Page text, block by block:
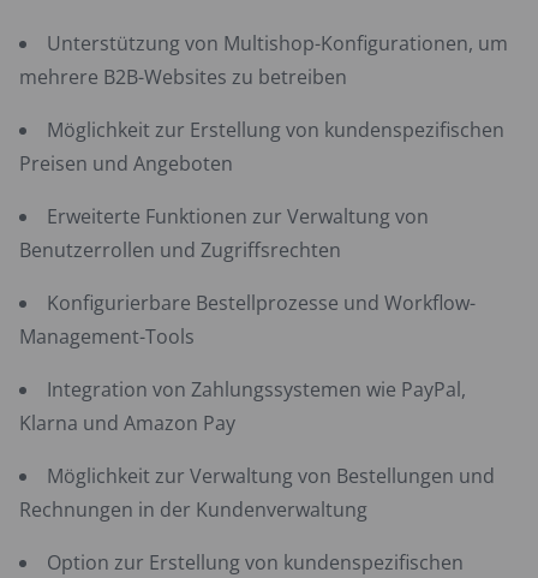
Unterstützung von Multishop-Konfigurationen, um
mehrere B2B-Websites zu betreiben
Möglichkeit zur Erstellung von kundenspezifischen
Preisen und Angeboten
Erweiterte Funktionen zur Verwaltung von
Benutzerrollen und Zugriffsrechten
Konfigurierbare Bestellprozesse und Workflow-
Management-Tools
Integration von Zahlungssystemen wie PayPal,
Klarna und Amazon Pay
Möglichkeit zur Verwaltung von Bestellungen und
Rechnungen in der Kundenverwaltung
Option zur Erstellung von kundenspezifischen